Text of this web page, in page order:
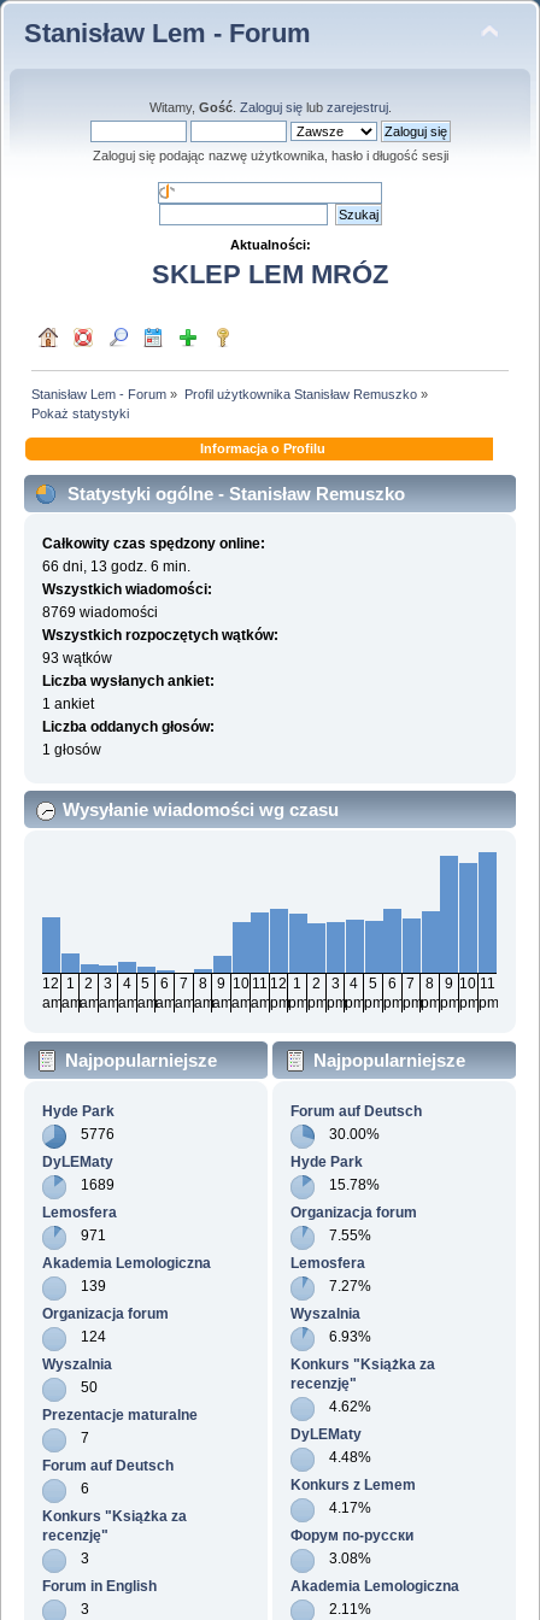
Stanisław Lem - Forum
Witamy, Gość. Zaloguj sięlub zarejestruj.
Zaloguj się podając nazwę użytkownika, hasło i długość sesji
Aktualności:
SKLEP LEM MRÓZ
Stanisław Lem - Forum » Profil użytkownika Stanisław Remuszko»
Pokaż statystyki
Informacja o Profilu
Statystyki ogólne - Stanisław Remuszko
Całkowity czas spędzony online:
66 dni, 13 godz. 6 min.
Wszystkich wiadomości:
8769 wiadomości
Wszystkich rozpoczętych wątków:
93 wątków
Liczba wysłanych ankiet:
1 ankiet
Liczba oddanych głosów:
1 głosów
Wysyłanie wiadomości wg czasu
12
am
1
am
2
am
3
am
4
am
5
am
6
am
7
am
8
am
9
am
10
am
11
am
12
pm
1
pm
2
pm
3
pm
4
pm
5
pm
6
pm
7
pm
8
pm
9
pm
10
pm
11
pm
Najpopularniejsze
Hyde Park
5776
DyLEMaty
1689
Lemosfera
971
Akademia Lemologiczna
139
Organizacja forum
124
Wyszalnia
50
Prezentacje maturalne
7
Forum auf Deutsch
6
Konkurs "Książka za
recenzję"
3
Forum in English
3
Najpopularniejsze
Forum auf Deutsch
30.00%
Hyde Park
15.78%
Organizacja forum
7.55%
Lemosfera
7.27%
Wyszalnia
6.93%
Konkurs "Książka za
recenzję"
4.62%
DyLEMaty
4.48%
Konkurs z Lemem
4.17%
Форум по-русски
3.08%
Akademia Lemologiczna
2.11%